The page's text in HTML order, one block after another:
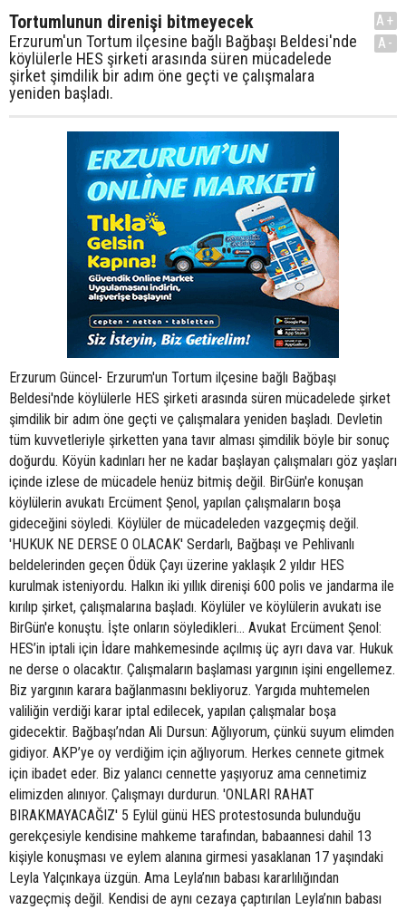
Tortumlunun direnişi bitmeyecek
Erzurum'un Tortum ilçesine bağlı Bağbaşı Beldesi'nde
köylülerle HES şirketi arasında süren mücadelede
şirket şimdilik bir adım öne geçti ve çalışmalara
yeniden başladı.
A+
A-
Erzurum Güncel- Erzurum'un Tortum ilçesine bağlı Bağbaşı
Beldesi'nde köylülerle HES şirketi arasında süren mücadelede şirket
şimdilik bir adım öne geçti ve çalışmalara yeniden başladı. Devletin
tüm kuvvetleriyle şirketten yana tavır alması şimdilik böyle bir sonuç
doğurdu. Köyün kadınları her ne kadar başlayan çalışmaları göz yaşları
içinde izlese de mücadele henüz bitmiş değil. BirGün'e konuşan
köylülerin avukatı Ercüment Şenol, yapılan çalışmaların boşa
gideceğini söyledi. Köylüler de mücadeleden vazgeçmiş değil.
'HUKUK NE DERSE O OLACAK' Serdarlı, Bağbaşı ve Pehlivanlı
beldelerinden geçen Ödük Çayı üzerine yaklaşık 2 yıldır HES
kurulmak isteniyordu. Halkın iki yıllık direnişi 600 polis ve jandarma ile
kırılıp şirket, çalışmalarına başladı. Köylüler ve köylülerin avukatı ise
BirGün'e konuştu. İşte onların söyledikleri... Avukat Ercüment Şenol:
HES’in iptali için İdare mahkemesinde açılmış üç ayrı dava var. Hukuk
ne derse o olacaktır. Çalışmaların başlaması yargının işini engellemez.
Biz yargının karara bağlanmasını bekliyoruz. Yargıda muhtemelen
valiliğin verdiği karar iptal edilecek, yapılan çalışmalar boşa
gidecektir. Bağbaşı’ndan Ali Dursun: Ağlıyorum, çünkü suyum elimden
gidiyor. AKP’ye oy verdiğim için ağlıyorum. Herkes cennete gitmek
için ibadet eder. Biz yalancı cennette yaşıyoruz ama cennetimiz
elimizden alınıyor. Çalışmayı durdurun. 'ONLARI RAHAT
BIRAKMAYACAĞIZ' 5 Eylül günü HES protestosunda bulunduğu
gerekçesiyle kendisine mahkeme tarafından, babaannesi dahil 13
kişiyle konuşması ve eylem alanına girmesi yasaklanan 17 yaşındaki
Leyla Yalçınkaya üzgün. Ama Leyla’nın babası kararlılığından
vazgeçmiş değil. Kendisi de aynı cezaya çaptırılan Leyla’nın babası